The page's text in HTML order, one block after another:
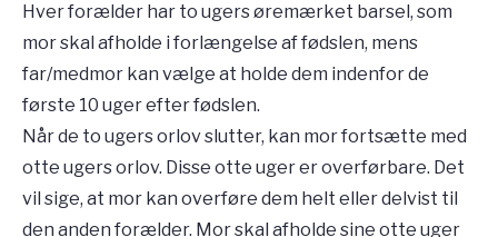
Hver forælder har to ugers øremærket barsel, som
mor skal afholde i forlængelse af fødslen, mens
far/medmor kan vælge at holde dem indenfor de
første 10 uger efter fødslen.
Når de to ugers orlov slutter, kan mor fortsætte med
otte ugers orlov. Disse otte uger er overførbare. Det
vil sige, at mor kan overføre dem helt eller delvist til
den anden forælder. Mor skal afholde sine otte uger